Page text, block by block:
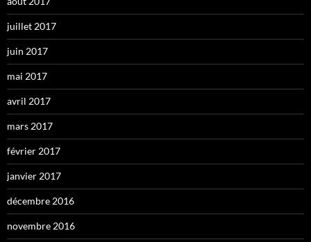
juillet 2017
juin 2017
mai 2017
avril 2017
mars 2017
février 2017
janvier 2017
décembre 2016
novembre 2016